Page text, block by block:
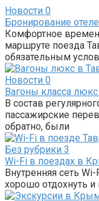
Новости 0
Бронирование
Комфортное
маршруте поезда
обязательным
Новости 0
Вагоны класса
В состав
пассажирские
обратно, были
Без рубрики 3
Wi-Fi в поездах в
Внутренняя сеть
хорошо отдохнуть